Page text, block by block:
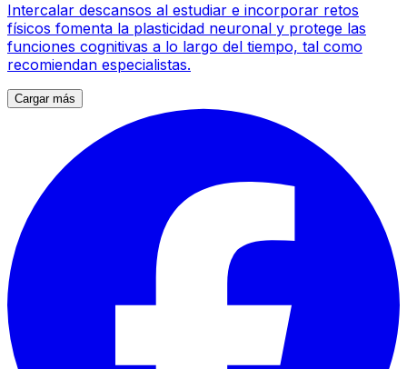
Intercalar descansos al estudiar e incorporar retos
físicos fomenta la plasticidad neuronal y protege las
funciones cognitivas a lo largo del tiempo, tal como
recomiendan especialistas.
Cargar más